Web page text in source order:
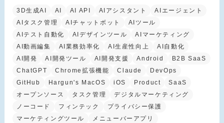
3D生成AI AI AI API AIアシスタント
AIエージェント
AIタスク管理
AIチャットボット
AIツール
AIテスト自動化
AIデザインツール
AIマーケティング
AI動画編集
AI業務効率化 AI生産性向上
AI自動化
AI開発
AI開発ツール AI開発支援 Android
B2B SaaS
ChatGPT
Chrome拡張機能 Claude
DevOps
GitHub
Hargun's MacOS iOS Product
SaaS
オープンソース
タスク管理
デジタルマーケティング
ノーコード
フィンテック
プライバシー保護
マーケティングツール
メニューバーアプリ